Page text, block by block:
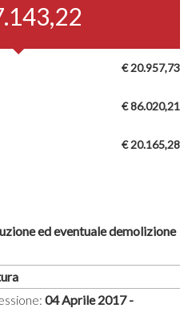
€ 20.957,73
€ 86.020,21
€ 20.165,28
ed eventuale demolizione
04 Aprile 2017 -